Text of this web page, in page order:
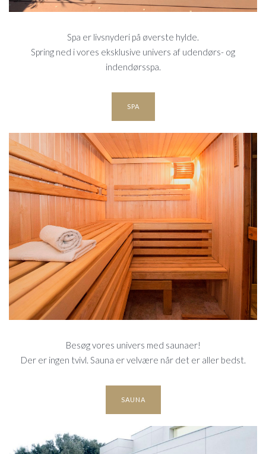
Spa er livsnyderi på øverste hylde.
Spring ned i vores eksklusive univers af udendørs- og
indendørsspa.
SPA
SAUNA
Besøg vores univers med saunaer!
Der er ingen tvivl. Sauna er velvære når det er aller bedst.
SAUNA